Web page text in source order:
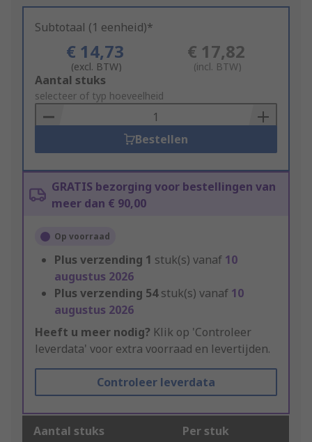
Subtotaal (1 eenheid)*
€ 14,73
(excl. BTW)
€ 17,82
(incl. BTW)
Add
to
Basket
Aantal stuks
selecteer of typ hoeveelheid
Bestellen
GRATIS bezorging voor bestellingen van
meer dan € 90,00
Op voorraad
Plus verzending 1 stuk(s) vanaf 10
augustus 2026
Plus verzending 54stuk(s) vanaf 10
augustus 2026
Heeft u meer nodig? Klik op 'Controleer
leverdata' voor extra voorraad en levertijden.
Controleer leverdata
Aantal stuks Per stuk